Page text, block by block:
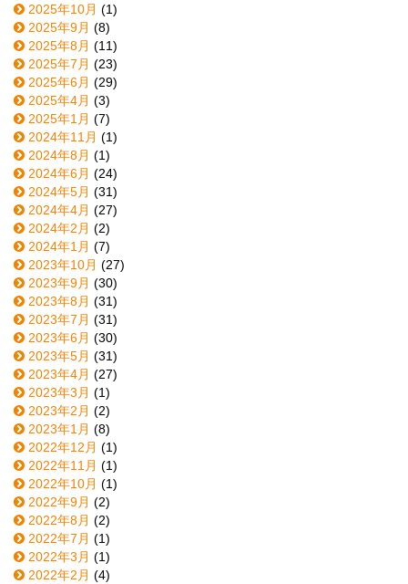
2025年10月 (1)
2025年9月 (8)
2025年8月 (11)
2025年7月 (23)
2025年6月 (29)
2025年4月 (3)
2025年1月 (7)
2024年11月 (1)
2024年8月 (1)
2024年6月 (24)
2024年5月 (31)
2024年4月 (27)
2024年2月 (2)
2024年1月 (7)
2023年10月 (27)
2023年9月 (30)
2023年8月 (31)
2023年7月 (31)
2023年6月 (30)
2023年5月 (31)
2023年4月 (27)
2023年3月 (1)
2023年2月 (2)
2023年1月 (8)
2022年12月 (1)
2022年11月 (1)
2022年10月 (1)
2022年9月 (2)
2022年8月 (2)
2022年7月 (1)
2022年3月 (1)
2022年2月 (4)